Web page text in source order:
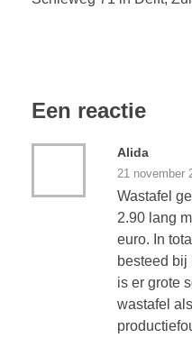
Een reactie
Alida
21 november
Wastafel
2.90 lang
euro. In
besteed
is er grote
wastafel